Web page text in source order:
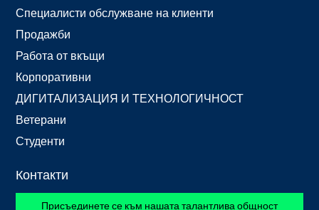
Специалисти обслужване на клиенти
Продажби
Работа от вкъщи
Корпоративни
ДИГИТАЛИЗАЦИЯ И ТЕХНОЛОГИЧНОСТ
Ветерани
Студенти
Контакти
Присъединете се към нашата талантлива общност